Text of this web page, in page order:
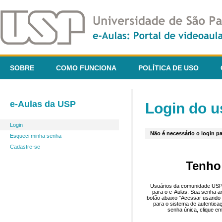
SOBRE COMO FUNCIONA POLÍTICA DE USO
e-Aulas da USP
Login
Esqueci minha senha
Cadastre-se
Login do
Não é necessário o login
Usuários da comunidade
para o e-Aulas. Sua senha
botão abaixo "Acessar
para o sistema de
senha única, clique